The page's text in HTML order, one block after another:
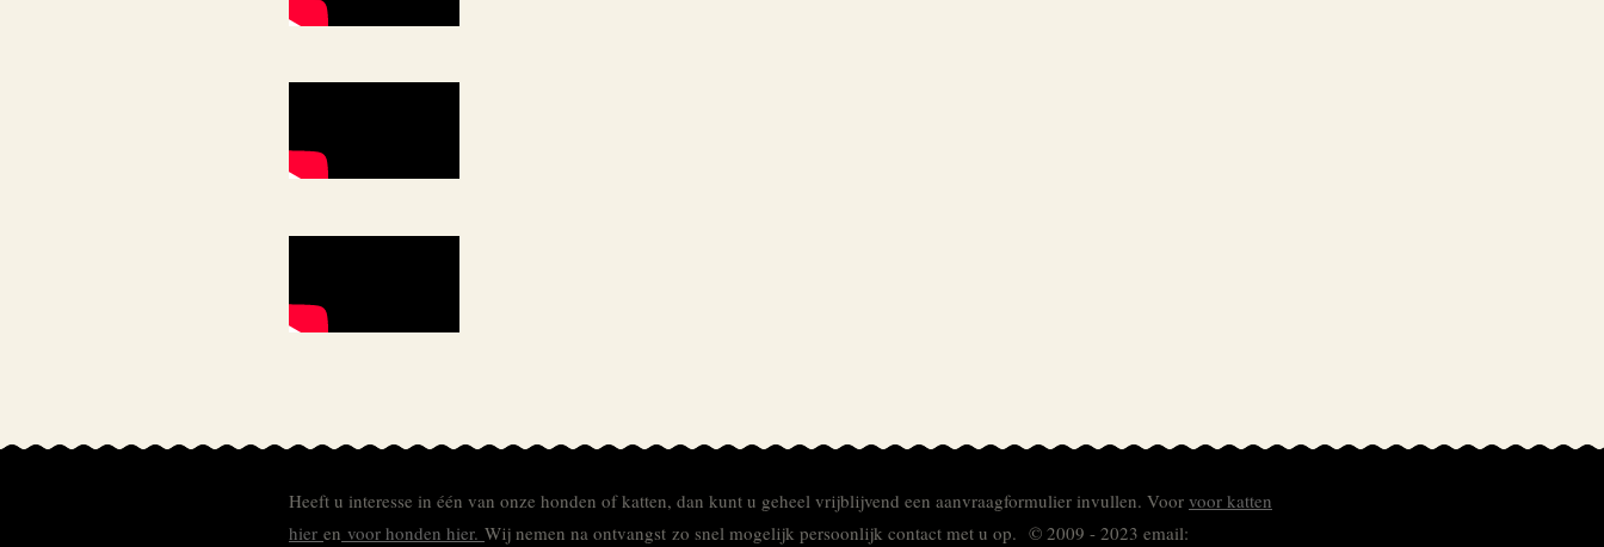
Heeft u interesse in één van onze honden of katten, dan kunt u geheel vrijblijvend een aanvraagformulier invullen. Voor voor katten
hier en voor honden hier. Wij nemen na ontvangst zo snel mogelijk persoonlijk contact met u op. © 2009 - 2023 email: